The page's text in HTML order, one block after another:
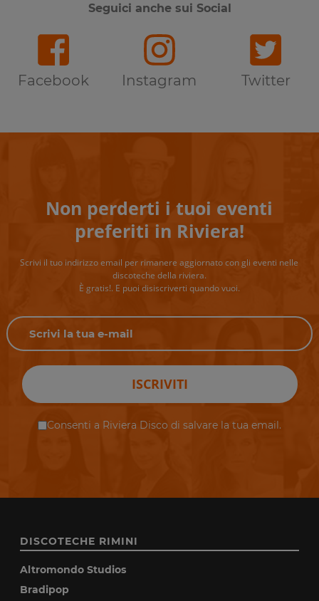
Seguici anche sui Social
Facebook Instagram Twitter
Non perderti i tuoi eventi
preferiti in Riviera!
Scrivi il tuo indirizzo email per rimanere aggiornato con gli eventi nelle
discoteche della riviera.
È gratis!. E puoi disiscriverti quando vuoi.
ISCRIVITI
Consenti a Riviera Disco di salvare la tua email.
DISCOTECHE RIMINI
Altromondo Studios
Bradipop